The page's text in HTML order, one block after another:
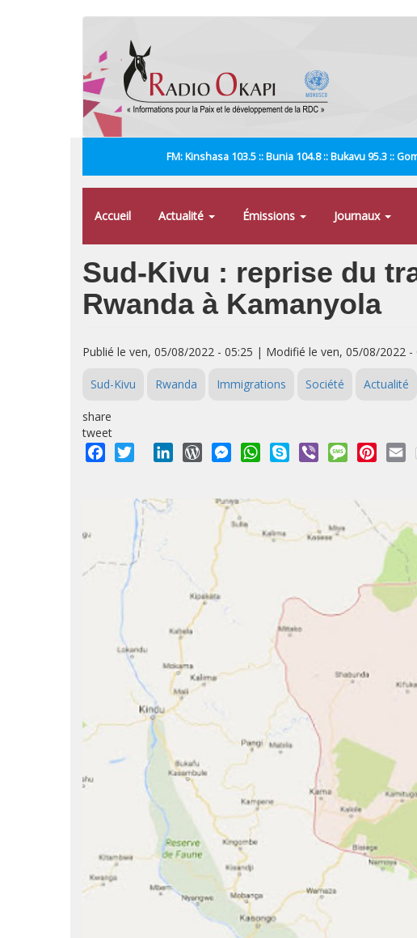
FM: Kinshasa 103.5 :: Bunia 104.8 :: Bukavu 95.3 ::
Accueil Actualité Émissions Journaux
Sud-Kivu : reprise du
Rwanda à Kamanyola
Publié le ven, 05/08/2022 - 05:25 | Modifié le ven, 05/08/2022 -
Sud-Kivu Rwanda Immigrations Société Actualité
share
tweet
Facebook
Twitter LinkedInWordPressMessengerWhatsApp
Skype Viber Message